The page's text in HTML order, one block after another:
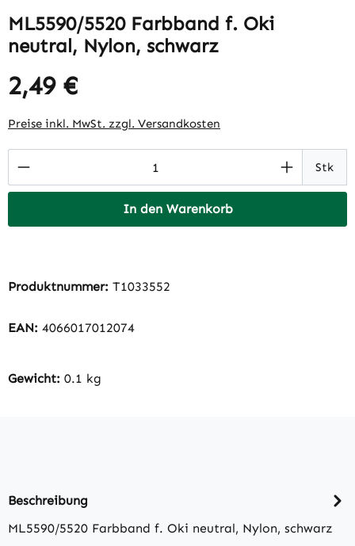
ML5590/5520 Farbband f. Oki
neutral, Nylon, schwarz
Regulärer Preis:
2,49 €
Preise inkl. MwSt. zzgl. Versandkosten
Produkt Anzahl: Gib den gewünschtenStk
In den Warenkorb
Produktnummer: T1033552
EAN: 4066017012074
Gewicht: 0.1 kg
Beschreibung
ML5590/5520 Farbband f. Oki neutral, Nylon, schwarz